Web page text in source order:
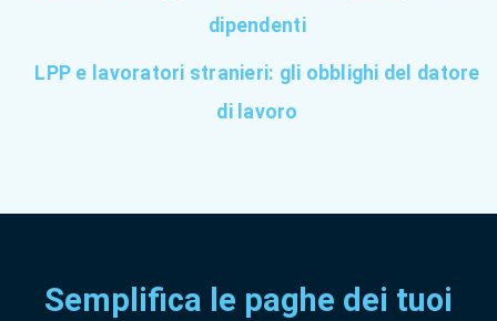
dipendenti
LPP e lavoratori stranieri: gli obblighi del datore
di lavoro
Semplifica le paghe dei tuoi